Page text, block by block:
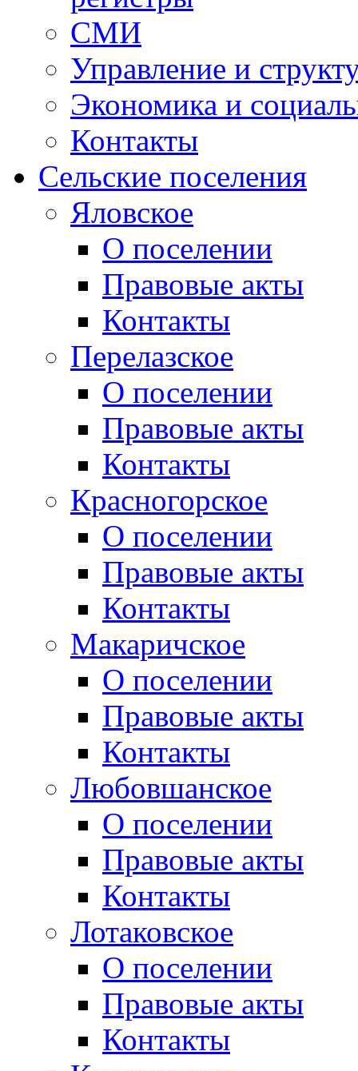
СМИ
Управление и
Экономика и
Контакты
Сельские поселения
Яловское
О поселении
Правовые акты
Контакты
Перелазское
О поселении
Правовые акты
Контакты
Красногорское
О поселении
Правовые акты
Контакты
Макаричское
О поселении
Правовые акты
Контакты
Любовшанское
О поселении
Правовые акты
Контакты
Лотаковское
О поселении
Правовые акты
Контакты